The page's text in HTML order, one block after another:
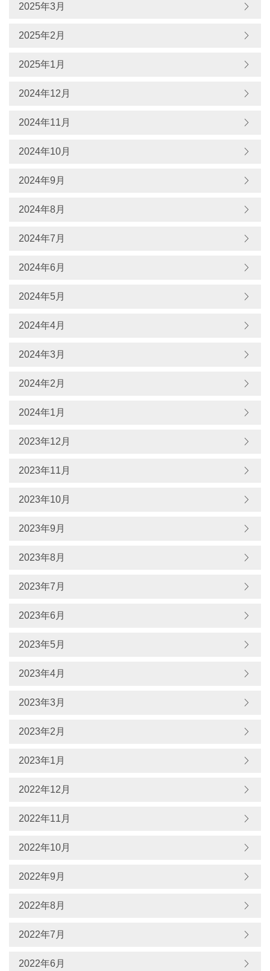
2025年3月
2025年2月
2025年1月
2024年12月
2024年11月
2024年10月
2024年9月
2024年8月
2024年7月
2024年6月
2024年5月
2024年4月
2024年3月
2024年2月
2024年1月
2023年12月
2023年11月
2023年10月
2023年9月
2023年8月
2023年7月
2023年6月
2023年5月
2023年4月
2023年3月
2023年2月
2023年1月
2022年12月
2022年11月
2022年10月
2022年9月
2022年8月
2022年7月
2022年6月